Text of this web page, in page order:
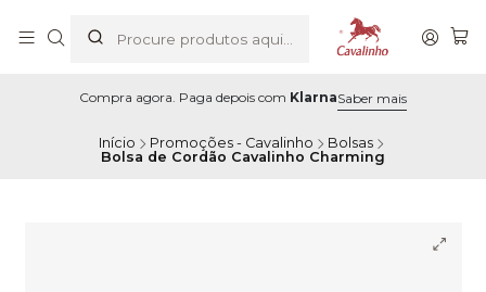
Compra agora. Paga depois com KlarnaSaber mais
Início Promoções - Cavalinho
Bolsas
Bolsa de Cordão Cavalinho Charming